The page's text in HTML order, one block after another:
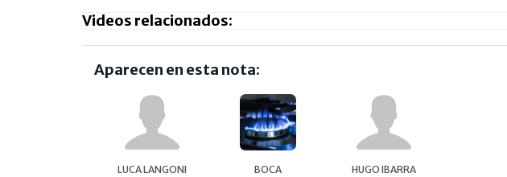
Videos relacionados:
Aparecen en esta nota:
LUCA LANGONI BOCA HUGO IBARRA